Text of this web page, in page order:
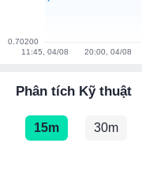
Phân tích Kỹ thuật
15m 30m